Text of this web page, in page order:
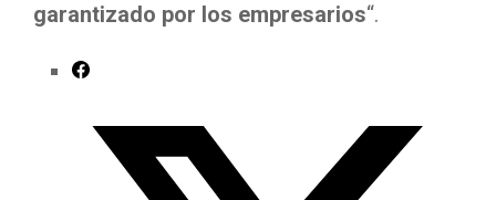
garantizado por los empresarios“.